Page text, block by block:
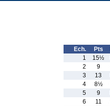
Ech. Pts
1
15½
2
9
3
13
4
8½
5
9
6
11